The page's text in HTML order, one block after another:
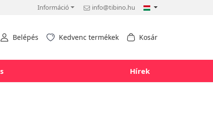
Információ info@tibino.hu
Belépés Kedvenc termékek Kosár
Hírek